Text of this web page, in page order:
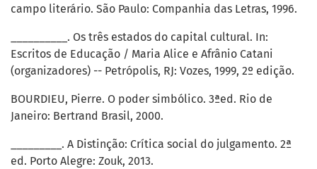
campo literário. São Paulo: Companhia das Letras, 1996.
__________. Os três estados do capital cultural. In:
Escritos de Educação / Maria Alice e Afrânio Catani
(organizadores) -- Petrópolis, RJ: Vozes, 1999, 2º edição.
BOURDIEU, Pierre. O poder simbólico. 3ªed. Rio de
Janeiro: Bertrand Brasil, 2000.
_________. A Distinção: Crítica social do julgamento. 2ª
ed. Porto Alegre: Zouk, 2013.